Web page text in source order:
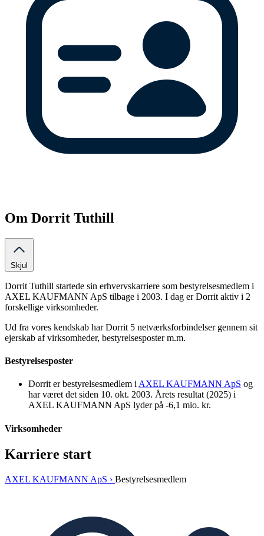
Om Dorrit Tuthill
Skjul
Dorrit Tuthill startede sin erhvervskarriere som bestyrelsesmedlem i
AXEL KAUFMANN ApS tilbage i 2003. I dag er Dorrit aktiv i 2
forskellige virksomheder.
Ud fra vores kendskab har Dorrit 5 netværksforbindelser gennem sit
ejerskab af virksomheder, bestyrelsesposter m.m.
Bestyrelsesposter
Dorrit er bestyrelsesmedlem iAXEL KAUFMANN ApS og
har været det siden 10. okt. 2003. Årets resultat (2025) i
AXEL KAUFMANN ApS lyder på -6,1 mio. kr.
Virksomheder
Karriere start
AXEL KAUFMANN ApS › Bestyrelsesmedlem